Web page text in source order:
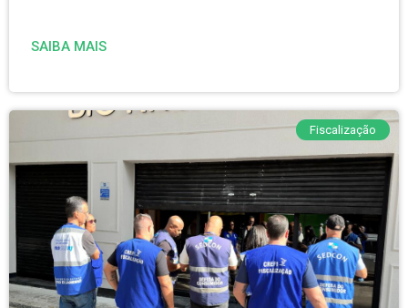
SAIBA MAIS
Fiscalização